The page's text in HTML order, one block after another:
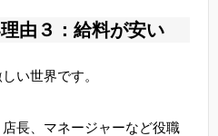
由３：給料が安い
い世界です。
長、マネージャーなど役職